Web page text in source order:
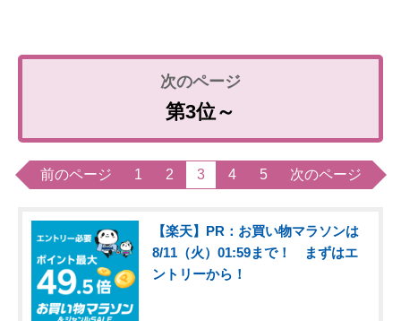
第3位～
前のページ 1 2 3 4 5 次のページ
【楽天】PR：お買い物マラソンは
8/11（火）01:59まで！ まずはエ
ントリーから！